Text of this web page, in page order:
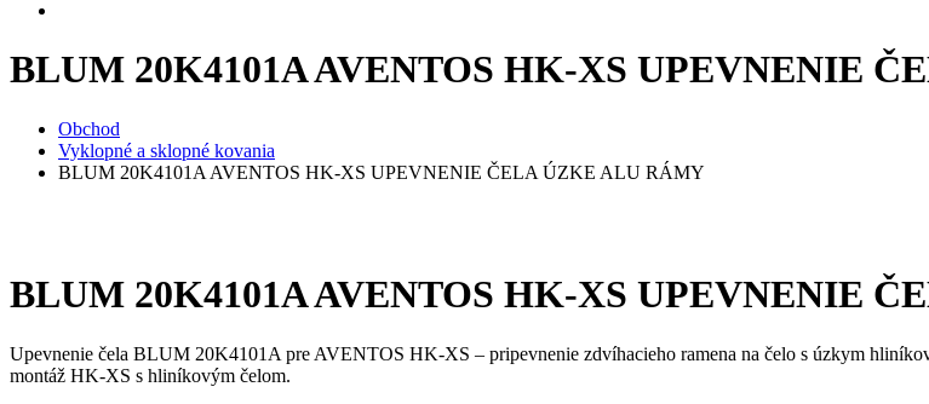
BLUM 20K4101A AVENTOS HK-XS UPEVNENIE
Obchod
Vyklopné a sklopné kovania
BLUM 20K4101A AVENTOS HK-XS UPEVNENIE ČELA ÚZKE ALU RÁMY
BLUM 20K4101A AVENTOS HK-XS UPEVNENIE
Upevnenie čela BLUM 20K4101A pre AVENTOS HK-XS – pripevnenie zdvíhacieho ramena na čelo s úzkym
montáž HK-XS s hliníkovým čelom.